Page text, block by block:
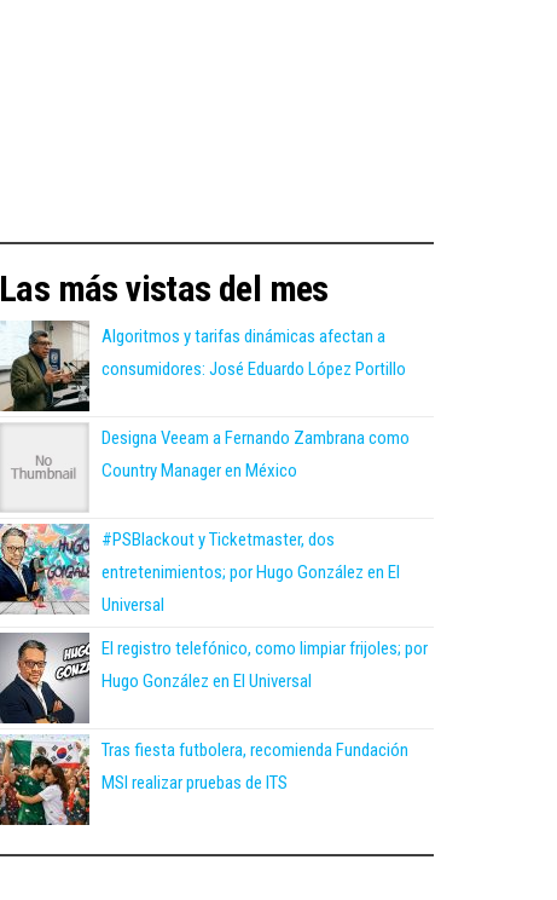
Las más vistas del mes
Algoritmos y tarifas dinámicas afectan a
consumidores: José Eduardo López Portillo
Designa Veeam a Fernando Zambrana como
Country Manager en México
#PSBlackout y Ticketmaster, dos
entretenimientos; por Hugo González en El
Universal
El registro telefónico, como limpiar frijoles; por
Hugo González en El Universal
Tras fiesta futbolera, recomienda Fundación
MSI realizar pruebas de ITS